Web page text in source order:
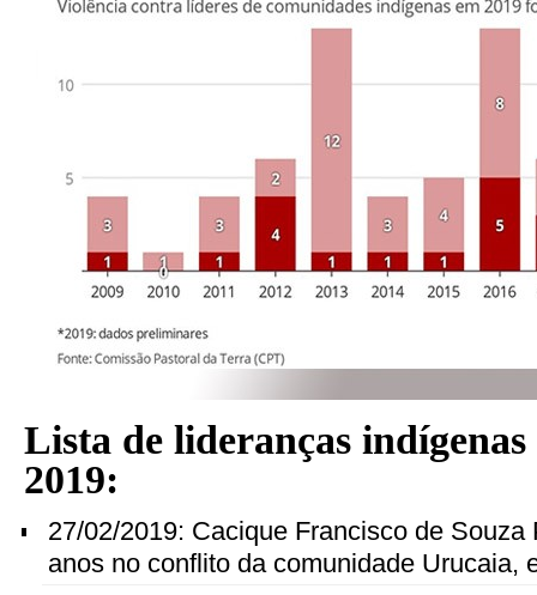
Lista de lideranças
2019:
27/02/2019: Cacique Francisco de Souza
anos no conflito da comunidade Urucaia,